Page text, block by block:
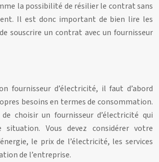
la possibilité de résilier le contrat sans
Il est donc important de bien lire les
souscrire un contrat avec un fournisseur
fournisseur d’électricité, il faut d’abord
besoins en termes de consommation.
choisir un fournisseur d’électricité qui
Vous devez considérer votre
le prix de l’électricité, les services
de l’entreprise.